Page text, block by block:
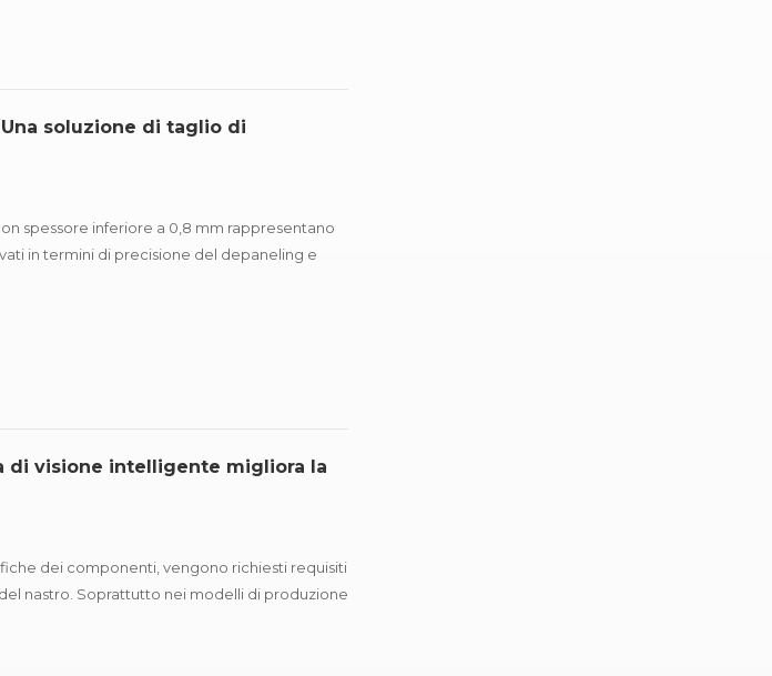
soluzione di taglio di
spessore inferiore a 0,8 mm rappresentano
in termini di precisione del depaneling e
di visione intelligente migliora la
dei componenti, vengono richiesti requisiti
nastro. Soprattutto nei modelli di produzione